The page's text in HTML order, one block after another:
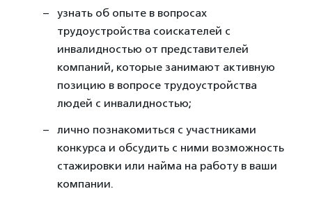
узнать об опыте в вопросах
трудоустройства соискателей с
инвалидностью от представителей
компаний, которые занимают активную
позицию в вопросе трудоустройства
людей с инвалидностью;
лично познакомиться с участниками
конкурса и обсудить с ними возможность
стажировки или найма на работу в ваши
компании.